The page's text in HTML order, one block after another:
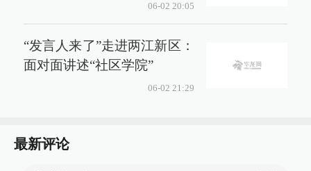
06-02 20:05
“发言人来了”走进两江新区：
面对面讲述“社区学院”
06-02 21:29
最新评论